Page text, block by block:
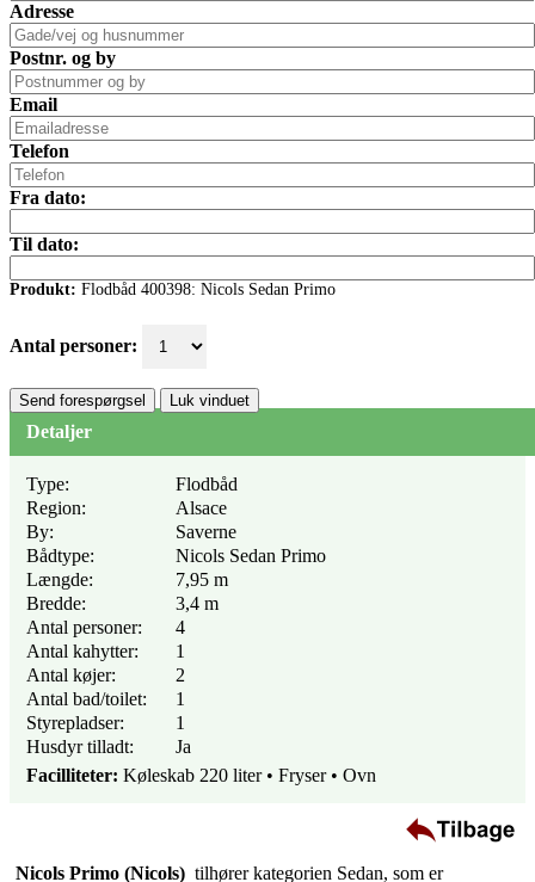
Adresse
Postnr. og by
Email
Telefon
Fra dato:
Til dato:
Produkt: Flodbåd 400398: Nicols Sedan Primo
Antal personer:
Send forespørgsel Luk vinduet
Detaljer
Type:
Flodbåd
Region:
Alsace
By:
Saverne
Bådtype:
Nicols Sedan Primo
Længde:
7,95 m
Bredde:
3,4 m
Antal personer:
4
Antal kahytter:
1
Antal køjer:
2
Antal bad/toilet:
1
Styrepladser:
1
Husdyr tilladt:
Ja
Facilliteter: Køleskab 220 liter • Fryser • Ovn
Nicols Primo (Nicols) tilhører kategorien Sedan, som er